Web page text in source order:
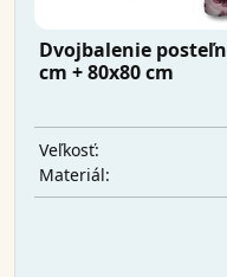
Dvojbalenie
cm + 80x80 cm
Veľkosť:
Materiál: